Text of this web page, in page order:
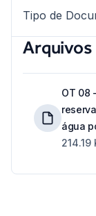
Tipo de
Arquivos
OT 08
água
214.19